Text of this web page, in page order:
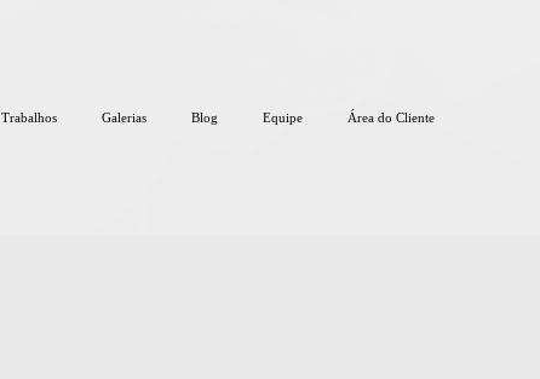
Trabalhos Galerias Blog Equipe Área do Cliente